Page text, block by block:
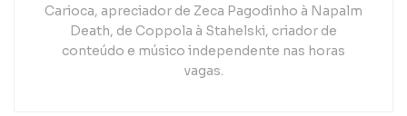
Carioca, apreciador de Zeca Pagodinho à Napalm
Death, de Coppola à Stahelski, criador de
conteúdo e músico independente nas horas
vagas.